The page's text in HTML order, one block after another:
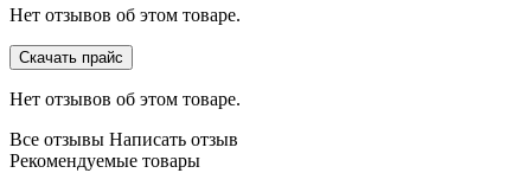
Нет отзывов об этом товаре.
Скачать прайс
Нет отзывов об этом товаре.
Все отзывы Написать отзыв
Рекомендуемые товары